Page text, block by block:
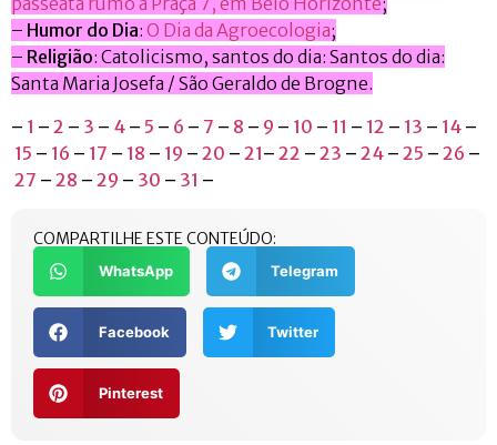
– Humor do Dia: O Dia da Agroecologia;
– Religião: Catolicismo, santos do dia: Santos do dia:
Santa Maria Josefa / São Geraldo de Brogne.
– 1 – 2 – 3 – 4 – 5 – 6 – 7 – 8 – 9 – 10 – 11 – 12 – 13 – 14 –
15 – 16 – 17 – 18 – 19 – 20 – 21– 22 – 23 – 24 – 25 – 26 –
27 – 28 – 29 – 30 – 31 –
COMPARTILHE ESTE CONTEÚDO:
WhatsApp Telegram
Facebook Twitter
Pinterest